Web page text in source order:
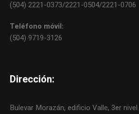
(504) 2221-0373/2221-0504/2221-0706
Teléfono móvil:
(504) 9719-3126
Dirección:
Bulevar Morazán, edificio Valle, 3er nivel.